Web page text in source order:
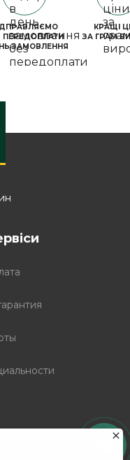
ПЕРЕДОПЛАТИ
ЗАМОВЛЕННЯ
КРАЩІ
ЗА ГРАМ